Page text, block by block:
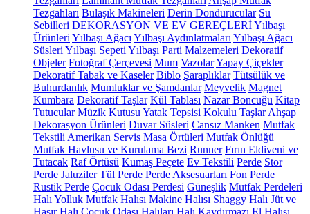
Tezgahları Bulaşık Makineleri Derin Dondurucular Su
Sebilleri DEKORASYON VE EV GEREÇLERİYılbaşı
Ürünleri Yılbaşı Ağacı Yılbaşı Aydınlatmaları Yılbaşı Ağacı
Süsleri Yılbaşı Sepeti Yılbaşı Parti Malzemeleri Dekoratif
Objeler Fotoğraf Çerçevesi Mum VazolarYapay Çiçekler
Dekoratif Tabak ve Kaseler Biblo Şaraplıklar Tütsülük ve
Buhurdanlık Mumluklar ve Şamdanlar Meyvelik Magnet
Kumbara Dekoratif Taşlar Kül Tablası Nazar Boncuğu Kitap
Tutucular Müzik Kutusu Yatak Tepsisi Kokulu Taşlar Ahşap
Dekorasyon Ürünleri Duvar Süsleri Cansız Manken Mutfak
Tekstili Amerikan Servis Masa Örtüleri Mutfak Önlüğü
Mutfak Havlusu ve Kurulama Bezi Runner Fırın Eldiveni ve
Tutacak Raf Örtüsü Kumaş Peçete Ev Tekstili Perde Stor
Perde Jaluziler Tül Perde Perde Aksesuarları Fon Perde
Rustik Perde Çocuk Odası Perdesi Güneşlik Mutfak Perdeleri
Halı Yolluk Mutfak Halısı Makine Halısı Shaggy Halı Jüt ve
Hasır Halı Çocuk Odası Halıları Halı Kaydırmazı El Halısı